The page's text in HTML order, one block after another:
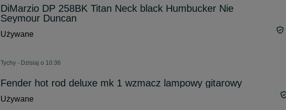
DiMarzio DP 258BK Titan Neck black Humbucker Nie
Seymour Duncan
Używane
Tychy - Dzisiaj o 10:36
Fender hot rod deluxe mk 1 wzmacz lampowy gitarowy
Używane